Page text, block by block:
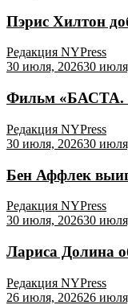
Пэрис Хилтон
Редакция NYPress
30 июля, 202630
Фильм «БАСТА.
Редакция NYPress
30 июля, 202630
Бен Аффлек
Редакция NYPress
30 июля, 202630
Лариса Долина
Редакция NYPress
26 июля, 202626